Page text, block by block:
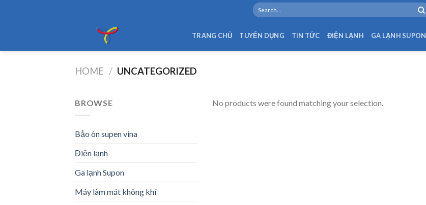
Search
for:
TRANG CHỦ TUYỂN DỤNG TIN TỨC ĐIỆN LẠNH GA LẠNH SUPON
HOME / UNCATEGORIZED
BROWSE
Bảo ôn supen vina
Điện lạnh
Ga lạnh Supon
Máy làm mát không khí
No products were found matching your selection.